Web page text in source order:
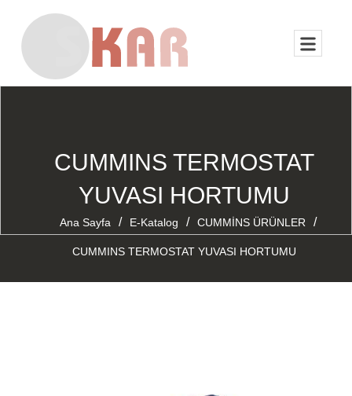
CUMMINS TERMOSTAT
YUVASI HORTUMU
Ana Sayfa / E-Katalog / CUMMİNS ÜRÜNLER /
CUMMINS TERMOSTAT YUVASI HORTUMU